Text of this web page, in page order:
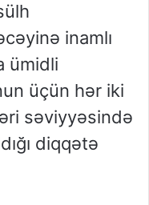
inamlı
ümidli
üçün hər iki
səviyyəsində
diqqətə